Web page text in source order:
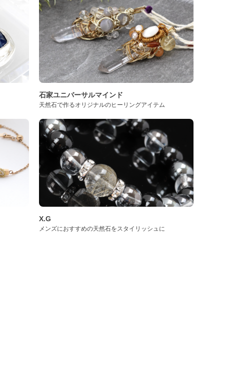
石家ユニバーサルマインド
天然石で作るオリジナルのヒーリングアイテム
X.G
メンズにおすすめの天然石をスタイリッシュに